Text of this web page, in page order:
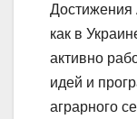
Достижения
как в
активно
идей и
аграрного